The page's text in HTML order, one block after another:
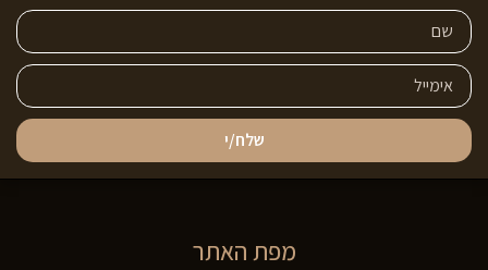
שלח/י
מפת האתר